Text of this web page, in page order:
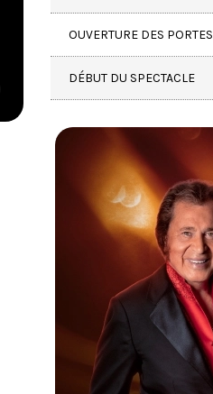
OUVERTURE DES PORTES
DÉBUT DU SPECTACLE